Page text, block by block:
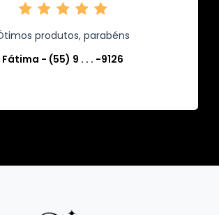
produtos, parabéns
Fátima - (55) 9 . . . -9126